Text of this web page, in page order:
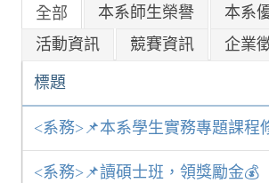
全部 本系師生榮譽 本系
活動資訊
競賽資訊 企業
標題
<系務>📌本系學生實務專題課程
<系務>📌讀碩士班，領獎勵金💰